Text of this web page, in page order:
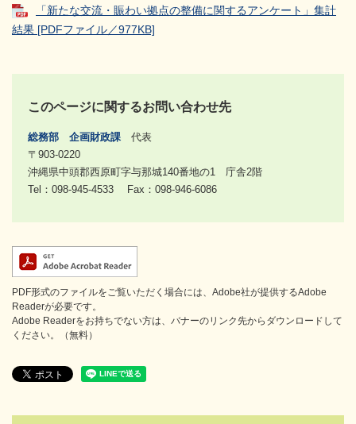
「新たな交流・賑わい拠点の整備に関するアンケート」集計
結果 [PDFファイル／977KB]
このページに関するお問い合わせ先
総務部 企画財政課
代表
〒903-0220
沖縄県中頭郡西原町字与那城140番地の1 庁舎2階
Tel：098-945-4533
Fax：098-946-6086
PDF形式のファイルをご覧いただく場合には、Adobe社が提供するAdobe
Readerが必要です。
Adobe Readerをお持ちでない方は、バナーのリンク先からダウンロードして
ください。（無料）